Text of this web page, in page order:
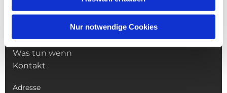
Nur notwendige Cookies
Sakramente
Veranstaltungen & Angebote
Kindertagesstätte St. Andreas
Was tun wenn
Kontakt
Adresse